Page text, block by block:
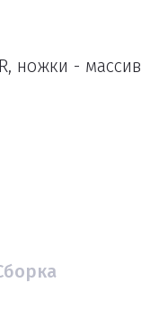
ножки - массив